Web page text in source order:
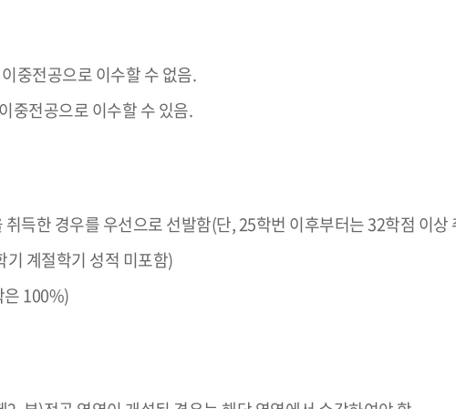
중전공으로 이수할 수 없음.
중전공으로 이수할 수 있음.
득한 경우를 우선으로 선발함(단, 25학번 이후부터는 32학점 이
계절학기 성적 미포함)
은 100%)